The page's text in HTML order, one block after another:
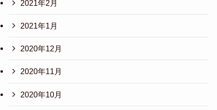
2021年2月
2021年1月
2020年12月
2020年11月
2020年10月